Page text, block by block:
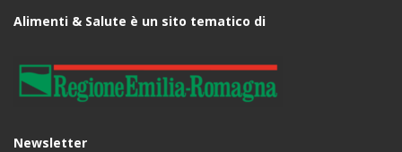
Alimenti & Salute è un sito tematico di
Newsletter